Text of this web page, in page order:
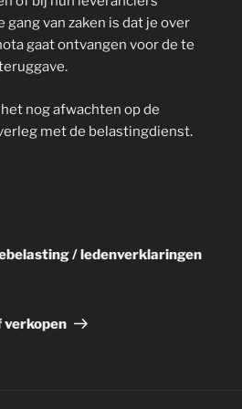
gang van zaken is dat je over
gaat ontvangen voor de te
nog afwachten op de
met de belastingdienst.
/ ledenverklaringen
verkopen